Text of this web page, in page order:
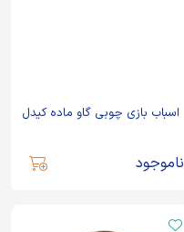
اسباب بازی چوبی گاو ماده کیدل
ناموجود